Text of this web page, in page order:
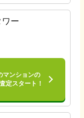
ー
マンションの
定スタート！